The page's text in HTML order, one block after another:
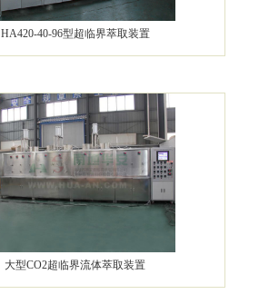
HA420-40-96型超临界萃取装置
大型CO2超临界流体萃取装置